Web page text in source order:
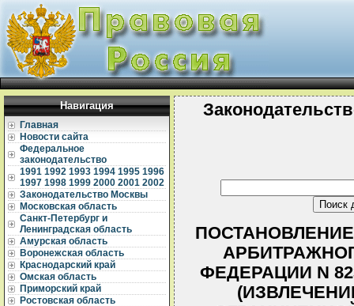
Навигация
Главная
Новости сайта
Федеральное
законодательство
1991 1992 1993 1994 1995 1996
1997 1998 1999 2000 2001 2002
Законодательство Москвы
Московская область
Санкт-Петербург и
Ленинградская область
Амурская область
Воронежская область
Краснодарский край
Омская область
Приморский край
Ростовская область
ФЕДЕРАЦИИ N